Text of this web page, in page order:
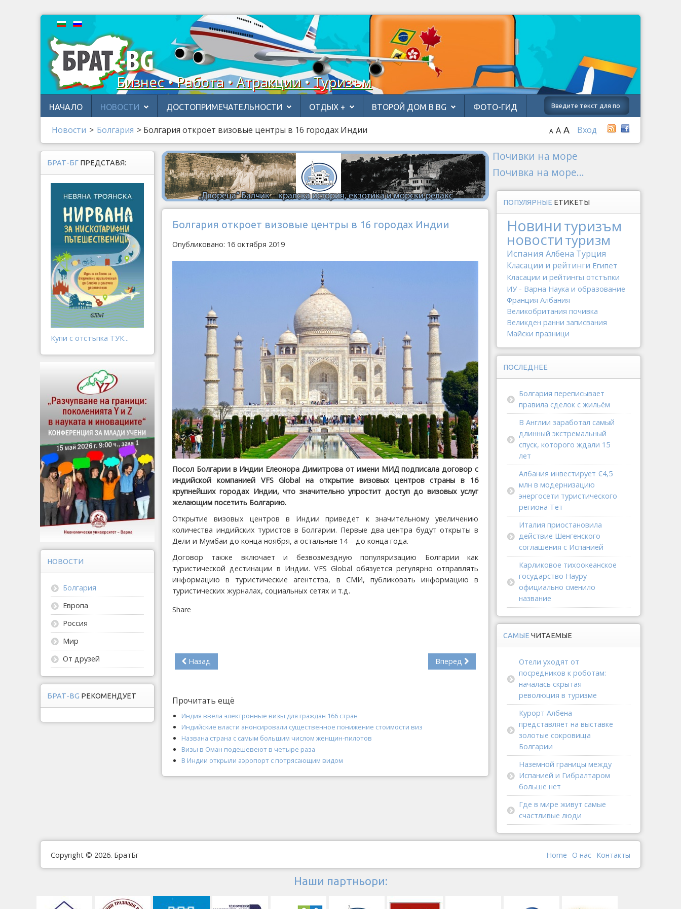
Бизнес • Работа • Атракции • Туризъм
НАЧАЛО НОВОСТИ ДОСТОПРИМЕЧАТЕЛЬНОСТИ ОТДЫХ + ВТОРОЙ ДОМ В BG ФОТО-ГИД
Новости > Бoлгария > Болгария откроет визовые центры в 16 городах Индии Вход
A A A
Болгария откроет визовые центры в 16 городах Индии
Опубликовано: 16 октября 2019
Посол Болгарии в Индии Елеонора Димитрова от имени МИД подписала договор с
индийской компанией VFS Global на открытие визовых центров страны в 16
крупнейших городах Индии, что значительно упростит доступ до визовых услуг
желающим посетить Болгарию.
Открытие визовых центров в Индии приведет к значительному увеличению
количества индийских туристов в Болгарии. Первые два центра будут открыты в
Дели и Мумбаи до конца ноября, а остальные 14 – до конца года.
Договор также включает и безвозмездную популяризацию Болгарии как
туристической дестинации в Индии. VFS Global обязуется регулярно отправлять
информацию в туристические агентства, в СМИ, публиковать информацию в
туристических журналах, социальных сетях и т.д.
Share
Назад Вперед
Прочитать ещё
Индия ввела электронные визы для граждан 166 стран
Индийские власти анонсировали существенное понижение стоимости виз
Названа страна с самым большим числом женщин-пилотов
Визы в Оман подешевеют в четыре раза
В Индии открыли аэропорт с потрясающим видом
БРАТ-БГ ПРЕДСТАВЯ:
Купи с отстъпка ТУК...
НОВОСТИ
Болгария
Европа
Россия
Мир
От друзей
БРАТ-BG РЕКОМЕНДУЕТ
Почивки на море
Почивка на море...
ПОПУЛЯРНЫЕ ЕТИКЕТЫ
Новинитуризъм
новоституризм
Испания Албена Турция
Класации и рейтинги Египет
Класации и рейтингы отстъпки
ИУ - Варна Наука и образование
Франция Албания
Великобритания почивка
Великден ранни записвания
Майски празници
ПОСЛЕДНЕЕ
Болгария переписывает
правила сделок с жильём
В Англии заработал самый
длинный экстремальный
спуск, которого ждали 15
лет
Албания инвестирует €4,5
млн в модернизацию
энергосети туристического
региона Тет
Италия приостановила
действие Шенгенского
соглашения с Испанией
Карликовое тихоокеанское
государство Науру
официально сменило
название
САМЫЕ ЧИТАЕМЫЕ
Отели уходят от
посредников к роботам:
началась скрытая
революция в туризме
Курорт Албена
представляет на выставке
золотые сокровища
Болгарии
Наземной границы между
Испанией и Гибралтаром
больше нет
Где в мире живут самые
счастливые люди
Copyright © 2026. БратБг Контакты
О наc
Home
Наши партньори: